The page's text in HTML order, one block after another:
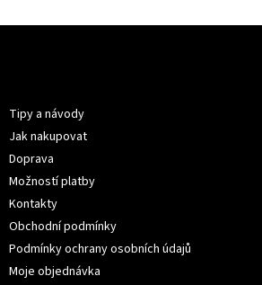
Tipy a návody
Jak nakupovat
Doprava
Možností platby
Kontakty
Obchodní podmínky
Podmínky ochrany osobních údajů
Moje objednávka